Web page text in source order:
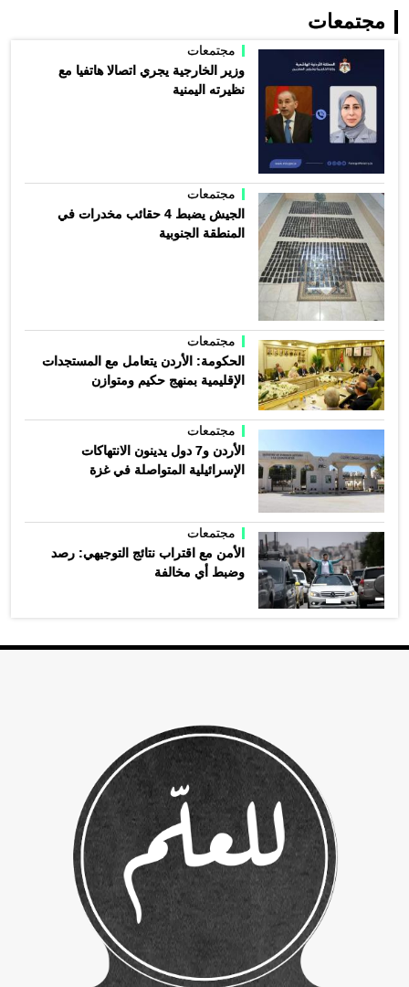
مجتمعات
مجتمعات
وزير الخارجية يجري اتصالا هاتفيا مع
نظيرته اليمنية
مجتمعات
الجيش يضبط 4 حقائب مخدرات في
المنطقة الجنوبية
مجتمعات
الحكومة: الأردن يتعامل مع المستجدات
الإقليمية بمنهج حكيم ومتوازن
مجتمعات
الأردن و7 دول يدينون الانتهاكات
الإسرائيلية المتواصلة في غزة
مجتمعات
الأمن مع اقتراب نتائج التوجيهي: رصد
وضبط أي مخالفة